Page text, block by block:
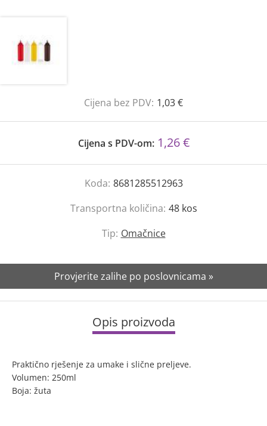
Cijena bez PDV: 1,03 €
Cijena s PDV-om: 1,26 €
Koda: 8681285512963
Transportna količina: 48 kos
Tip: Omačnice
Provjerite zalihe po poslovnicama »
Opis proizvoda
Praktično rješenje za umake i slične preljeve.
Volumen: 250ml
Boja: žuta